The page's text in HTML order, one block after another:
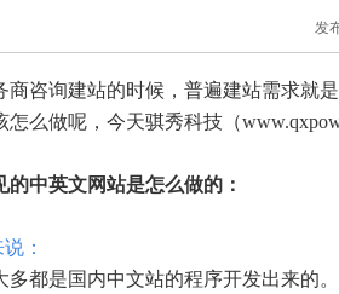
发
咨询建站的时候，普遍建站需求就
怎么做呢，今天骐秀科技（
中英文网站是怎么做的：
：
都是国内中文站的程序开发出来的